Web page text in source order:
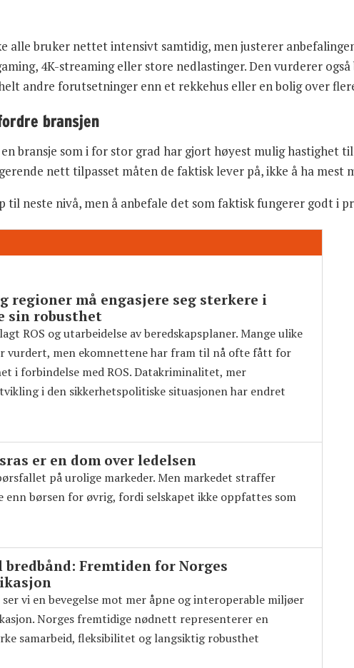
alle bruker nettet intensivt samtidig, men justerer
4K-streaming eller store nedlastinger. Den vurderer
andre forutsetninger enn et rekkehus eller en bolig over
bransjen
bransje som i for stor grad har gjort høyest mulig hastighet
nett tilpasset måten de faktisk lever på, ikke å ha mest
til neste nivå, men å anbefale det som faktisk fungerer godt i
regioner må engasjere seg sterkere i
sin robusthet
ROS og utarbeidelse av beredskapsplaner. Mange ulike
vurdert, men ekomnettene har fram til nå ofte fått for
i forbindelse med ROS. Datakriminalitet, mer
i den sikkerhetspolitiske situasjonen har endret
er en dom over ledelsen
på urolige markeder. Men markedet straffer
enn børsen for øvrig, fordi selskapet ikke oppfattes som
Fremtiden for Norges
ser vi en bevegelse mot mer åpne og interoperable miljøer
Norges fremtidige nødnett representerer en
samarbeid, fleksibilitet og langsiktig robusthet